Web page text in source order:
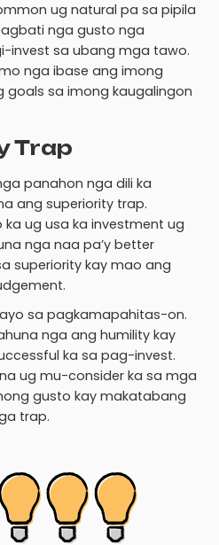
ug natural pa sa pipila
nga gusto nga
invest sa ubang mga tawo.
nga ibase ang imong
goals sa imong kaugalingon
Trap
panahon nga dili ka
ang superiority trap.
ug usa ka investment ug
nga naa pa’y better
superiority kay mao ang
sa pagkamapahitas-on.
nga ang humility kay
ka sa pag-invest.
ug mu-consider ka sa mga
gusto kay makatabang
trap.